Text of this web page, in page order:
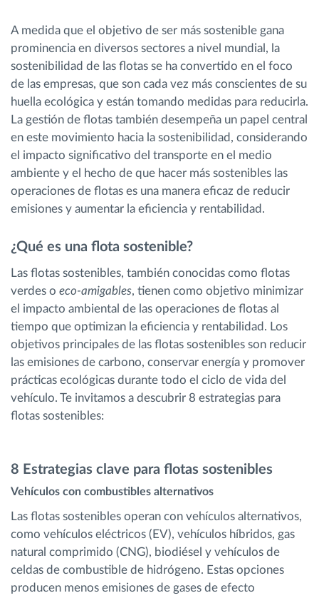
A medida que el objetivo de ser más sostenible gana
prominencia en diversos sectores a nivel mundial, la
sostenibilidad de las flotas se ha convertido en el foco
de las empresas, que son cada vez más conscientes de su
huella ecológica y están tomando medidas para reducirla.
La gestión de flotas también desempeña un papel central
en este movimiento hacia la sostenibilidad, considerando
el impacto significativo del transporte en el medio
ambiente y el hecho de que hacer más sostenibles las
operaciones de flotas es una manera eficaz de reducir
emisiones y aumentar la eficiencia y rentabilidad.
¿Qué es una flota sostenible?
Las flotas sostenibles, también conocidas como flotas
verdes o eco-amigables, tienen como objetivo minimizar
el impacto ambiental de las operaciones de flotas al
tiempo que optimizan la eficiencia y rentabilidad. Los
objetivos principales de las flotas sostenibles son reducir
las emisiones de carbono, conservar energía y promover
prácticas ecológicas durante todo el ciclo de vida del
vehículo. Te invitamos a descubrir 8 estrategias para
flotas sostenibles:
8 Estrategias clave para flotas sostenibles
Vehículos con combustibles alternativos
Las flotas sostenibles operan con vehículos alternativos,
como vehículos eléctricos (EV), vehículos híbridos, gas
natural comprimido (CNG), biodiésel y vehículos de
celdas de combustible de hidrógeno. Estas opciones
producen menos emisiones de gases de efecto